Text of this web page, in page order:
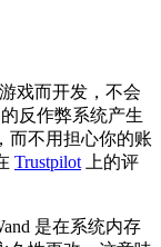
戏而开发，不会
的反作弊系统产生
而不用担心你的账
Trustpilot 上的评
是在系统内存